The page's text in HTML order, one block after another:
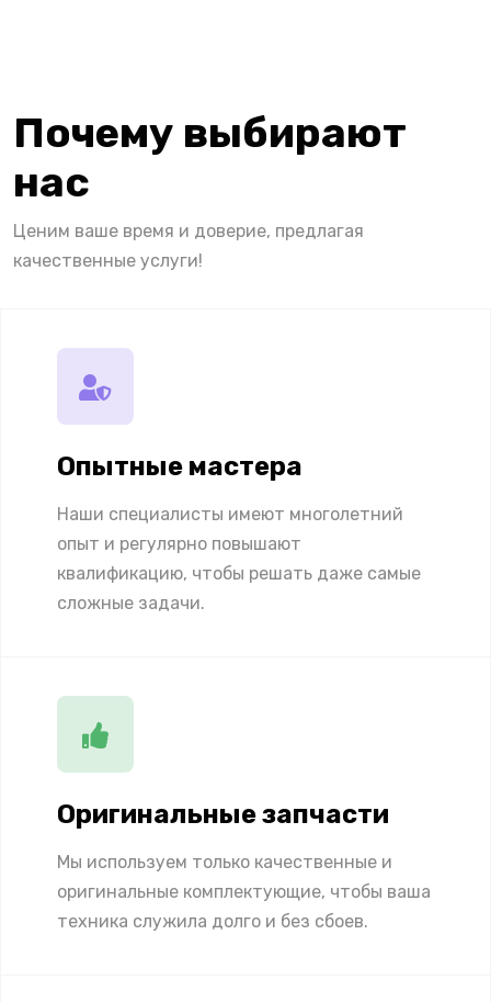
Почему выбирают
нас
Ценим ваше время и доверие, предлагая
качественные услуги!
Опытные мастера
Наши специалисты имеют многолетний
опыт и регулярно повышают
квалификацию, чтобы решать даже самые
сложные задачи.
Оригинальные запчасти
Мы используем только качественные и
оригинальные комплектующие, чтобы ваша
техника служила долго и без сбоев.